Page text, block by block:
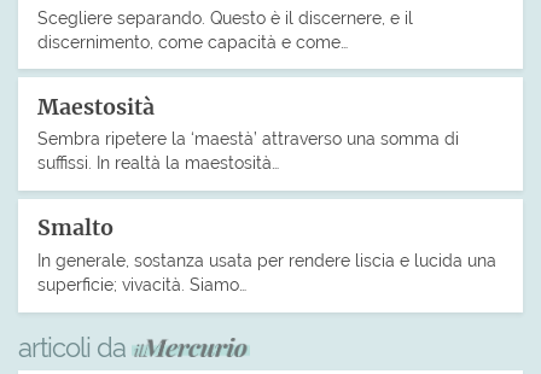
Scegliere separando. Questo è il discernere, e il
discernimento, come capacità e come…
Maestosità
Sembra ripetere la ‘maestà’ attraverso una somma di
suffissi. In realtà la maestosità…
Smalto
In generale, sostanza usata per rendere liscia e lucida una
superficie; vivacità. Siamo…
articoli da